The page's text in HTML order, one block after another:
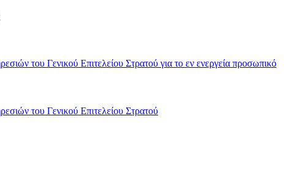
του Γενικού Επιτελείου Στρατού για το εν ενεργεία προσωπικό
του Γενικού Επιτελείου Στρατού